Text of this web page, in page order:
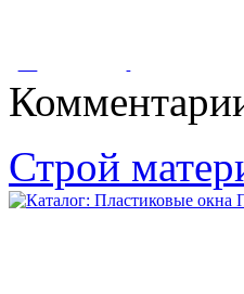
КАК ПОСТРОИТЬ БАНЮ И
ПО СТРОИТЕЛЬСТВУ И
Videos uploaded by user
на остекление балконов...
Глава 4
состояние рыбного...
Строй